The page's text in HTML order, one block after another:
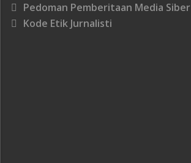
Pedoman Pemberitaan Media Siber
Kode Etik Jurnalisti